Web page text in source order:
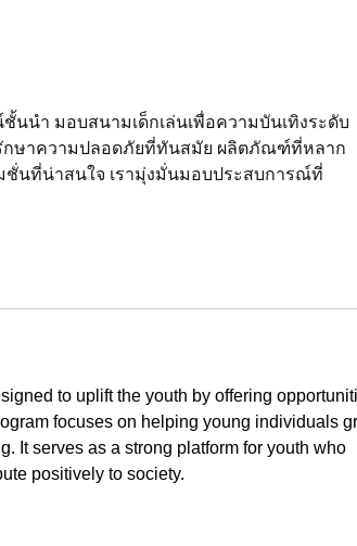
นำ มอบสนามเด็กเล่นเพื่อความบันเทิงระดับ
กษาความปลอดภัยที่ทันสมัย ผลิตภัณฑ์ที่หลาก
ชั่นที่น่าสนใจ เรามุ่งมั่นมอบประสบการณ์ที่
to uplift the youth by offering
focuses on helping young individuals
It serves as a strong platform for youth who
positively to society.